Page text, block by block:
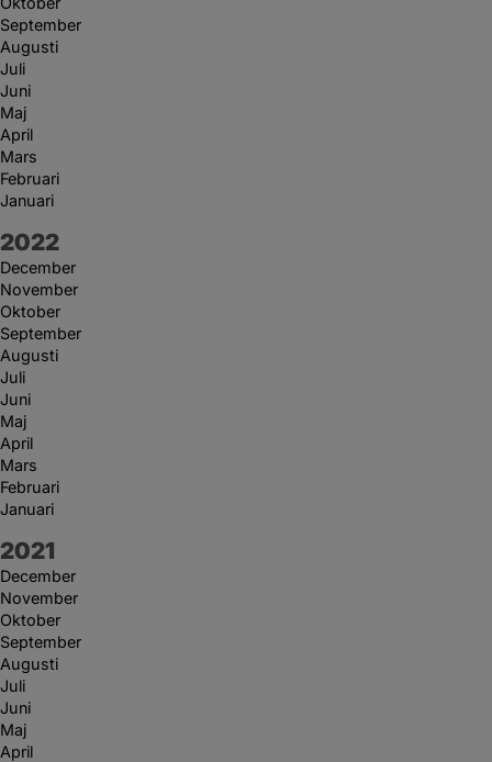
September
Augusti
Juli
Juni
Maj
April
Mars
Februari
Januari
År:
2022
December
November
Oktober
September
Augusti
Juli
Juni
Maj
April
Mars
Februari
Januari
År:
2021
December
November
Oktober
September
Augusti
Juli
Juni
Maj
April